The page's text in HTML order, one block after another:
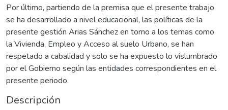
Por último, partiendo de la premisa que el presente trabajo
se ha desarrollado a nivel educacional, las políticas de la
presente gestión Arias Sánchez en torno a los temas como
la Vivienda, Empleo y Acceso al suelo Urbano, se han
respetado a cabalidad y solo se ha expuesto lo vislumbrado
por el Gobierno según las entidades correspondientes en el
presente periodo.
Descripción